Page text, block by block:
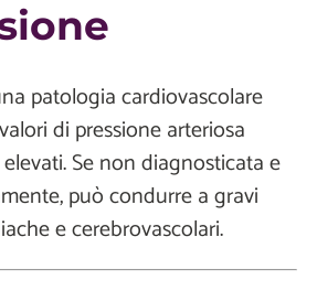
patologia cardiovascolare
di pressione arteriosa
Se non diagnosticata e
può condurre a gravi
e cerebrovascolari.